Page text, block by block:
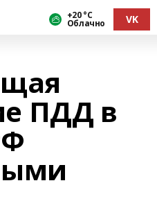
+20 °С
Облачно VK
ПДД в